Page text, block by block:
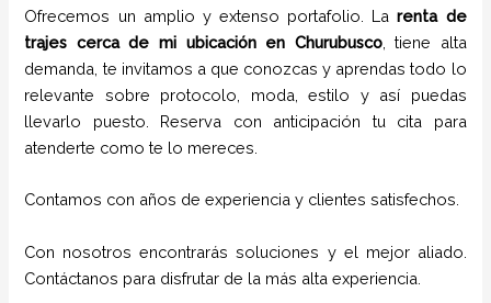
Ofrecemos un amplio y extenso portafolio. Larenta de
trajes cerca de mi ubicación en Churubusco, tiene alta
demanda, te invitamos a que conozcas y aprendas todo lo
relevante sobre protocolo, moda, estilo y así puedas
llevarlo puesto. Reserva con anticipación tu cita para
atenderte como te lo mereces.
Contamos con años de experiencia y clientes satisfechos.
Con nosotros encontrarás soluciones y el mejor aliado.
Contáctanos para disfrutar de la más alta experiencia.